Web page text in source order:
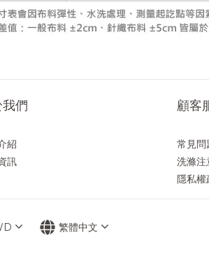
我們
紹
訊
顧客
常見問
洗滌注
隱私權
繁體中文